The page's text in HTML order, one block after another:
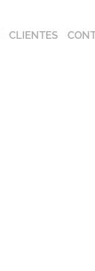
CLIENTES